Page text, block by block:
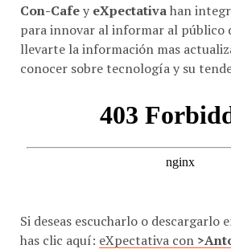
Con-Cafey eXpectativahan
para innovar al informar al público
llevarte la información mas
conocer sobre tecnología y su
Si deseas escucharlo o descargarlo
has clic aquí: eXpectativa con